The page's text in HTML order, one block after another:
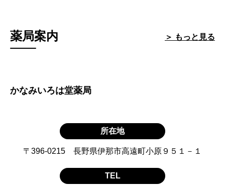
薬局案内
かなみいろは堂薬局
所在地
〒396-0215 長野県伊那市高遠町小原９５１－１
TEL
＞ もっと見る